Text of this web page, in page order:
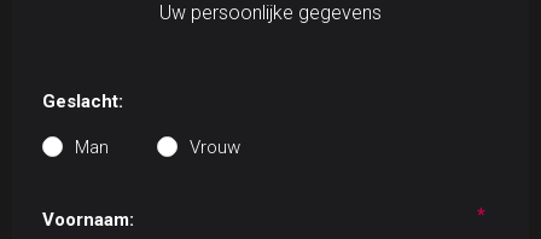
Uw persoonlijke gegevens
Geslacht:
Man Vrouw
Voornaam: *